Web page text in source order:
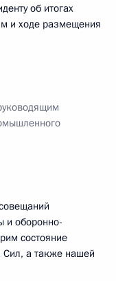
об итогах
и ходе размещения
и оборонно-
состояние
Сил, а также нашей